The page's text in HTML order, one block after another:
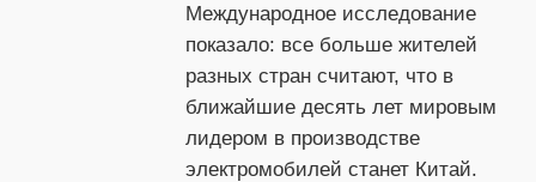
Международное исследование
показало: все больше жителей
разных стран считают, что в
ближайшие десять лет мировым
лидером в производстве
электромобилей станет Китай.